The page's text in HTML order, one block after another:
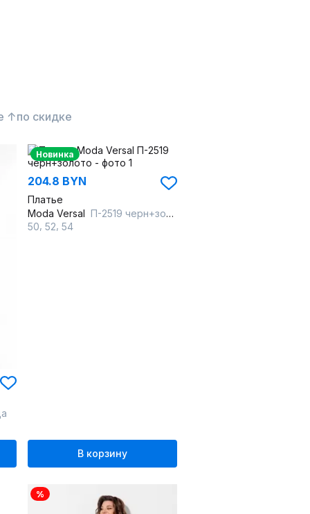
↑по скидке
Новинка
204.8 BYN
Платье
Moda Versal П-2519 черн+золото
50 52 54
В корзину
%